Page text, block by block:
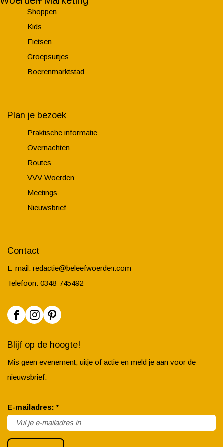
Shoppen
Kids
Fietsen
Groepsuitjes
Boerenmarktstad
Plan je bezoek
Praktische informatie
Overnachten
Routes
VVV Woerden
Meetings
Nieuwsbrief
Contact
E-mail: redactie@beleefwoerden.com
Telefoon: 0348-745492
F
c
e
b
o
k
B
I
t
a
r
a
m
P
t
e
s
t
Blijf op de hoogte!
Mis geen evenement, uitje of actie en meld je aan voor de
nieuwsbrief.
E-mailadres:*v
e
r